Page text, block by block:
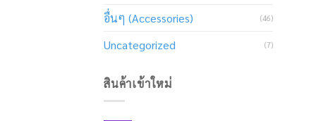
อื่นๆ (Accessories) (46)
Uncategorized (7)
สินค้าเข้าใหม่